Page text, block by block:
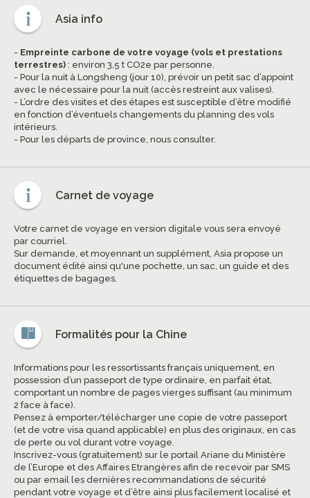
Asia info
- Empreinte carbone de votre voyage (vols et prestations
terrestres) : environ 3,5 t CO2e par personne.
- Pour la nuit à Longsheng (jour 10), prévoir un petit sac d’appoint
avec le nécessaire pour la nuit (accès restreint aux valises).
- L’ordre des visites et des étapes est susceptible d’être modifié
en fonction d’éventuels changements du planning des vols
intérieurs.
- Pour les départs de province, nous consulter.
Carnet de voyage
Votre carnet de voyage en version digitale vous sera envoyé
par courriel.
Sur demande, et moyennant un supplément, Asia propose un
document édité ainsi qu'une pochette, un sac, un guide et des
étiquettes de bagages.
Formalités pour la Chine
Informations pour les ressortissants français uniquement, en
possession d’un passeport de type ordinaire, en parfait état,
comportant un nombre de pages vierges suffisant (au minimum
2 face à face).
Pensez à emporter/télécharger une copie de votre passeport
(et de votre visa quand applicable) en plus des originaux, en cas
de perte ou vol durant votre voyage.
Inscrivez-vous (gratuitement) sur le portail Ariane du Ministère
de l’Europe et des Affaires Etrangères afin de recevoir par SMS
ou par email les dernières recommandations de sécurité
pendant votre voyage et d’être ainsi plus facilement localisé et